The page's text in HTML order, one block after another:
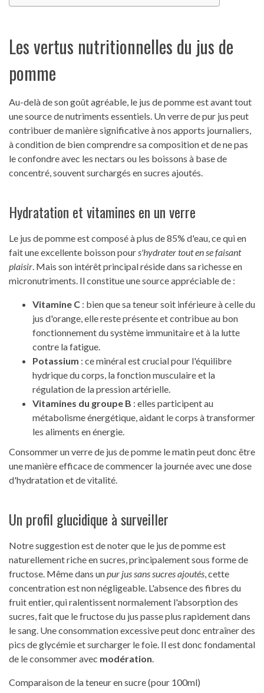
Les vertus nutritionnelles du jus de
pomme
Au-delà de son goût agréable, le jus de pomme est avant tout
une source de nutriments essentiels. Un verre de pur jus peut
contribuer de manière significative à nos apports journaliers,
à condition de bien comprendre sa composition et de ne pas
le confondre avec les nectars ou les boissons à base de
concentré, souvent surchargés en sucres ajoutés.
Hydratation et vitamines en un verre
Le jus de pomme est composé à plus de 85% d'eau, ce qui en
fait une excellente boisson pours'hydrater tout en se faisant
plaisir. Mais son intérêt principal réside dans sa richesse en
micronutriments. Il constitue une source appréciable de :
Vitamine C : bien que sa teneur soit inférieure à celle du
jus d'orange, elle reste présente et contribue au bon
fonctionnement du système immunitaire et à la lutte
contre la fatigue.
Potassium : ce minéral est crucial pour l'équilibre
hydrique du corps, la fonction musculaire et la
régulation de la pression artérielle.
Vitamines du groupe B : elles participent au
métabolisme énergétique, aidant le corps à transformer
les aliments en énergie.
Consommer un verre de jus de pomme le matin peut donc être
une manière efficace de commencer la journée avec une dose
d'hydratation et de vitalité.
Un profil glucidique à surveiller
Notre suggestion est de noter que le jus de pomme est
naturellement riche en sucres, principalement sous forme de
fructose. Même dans unpur jus sans sucres ajoutés, cette
concentration est non négligeable. L'absence des fibres du
fruit entier, qui ralentissent normalement l'absorption des
sucres, fait que le fructose du jus passe plus rapidement dans
le sang. Une consommation excessive peut donc entraîner des
pics de glycémie et surcharger le foie. Il est donc fondamental
de le consommer avec modération.
Comparaison de la teneur en sucre (pour 100ml)